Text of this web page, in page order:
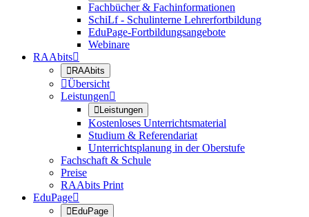
Fachbücher & Fachinformationen
SchiLf - Schulinterne Lehrerfortbildung
EduPage-Fortbildungsangebote
Webinare
RAAbits
RAAbits
Übersicht
Leistungen
Leistungen
Kostenloses Unterrichtsmaterial
Studium & Referendariat
Unterrichtsplanung in der Oberstufe
Fachschaft & Schule
Preise
RAAbits Print
EduPage
EduPage